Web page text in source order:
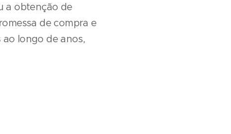
a obtenção de
de compra e
ao longo de anos,